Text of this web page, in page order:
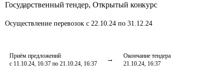
Государственный тендер, Открытый конкурс
Осуществление перевозок с 22.10.24 по 31.12.24
Приём предложений
с 11.10.24, 16:37 по 21.10.24, 16:37
Окончание тендера
21.10.24, 16:37